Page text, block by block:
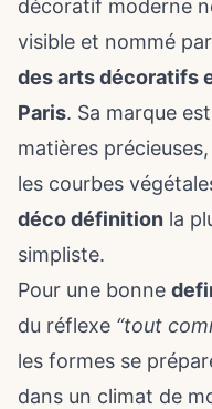
décoratif moderne
visible et nommé par
des arts décoratifs
Paris. Sa marque
matières
les courbes
déco définition la
simpliste.
Pour une bonne
du réflexe “tout
les formes se
dans un climat de